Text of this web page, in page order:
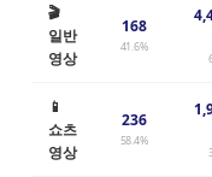
🎬
일반
영상
168
41.6%
📱
쇼츠
영상
236
58.4%